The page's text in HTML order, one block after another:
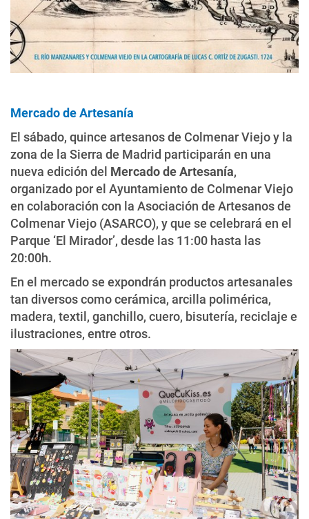
Mercado de Artesanía
El sábado, quince artesanos de Colmenar Viejo y la
zona de la Sierra de Madrid participarán en una
nueva edición del Mercado de Artesanía,
organizado por el Ayuntamiento de Colmenar Viejo
en colaboración con la Asociación de Artesanos de
Colmenar Viejo (ASARCO), y que se celebrará en el
Parque ‘El Mirador’, desde las 11:00 hasta las
20:00h.
En el mercado se expondrán productos artesanales
tan diversos como cerámica, arcilla polimérica,
madera, textil, ganchillo, cuero, bisutería, reciclaje e
ilustraciones, entre otros.